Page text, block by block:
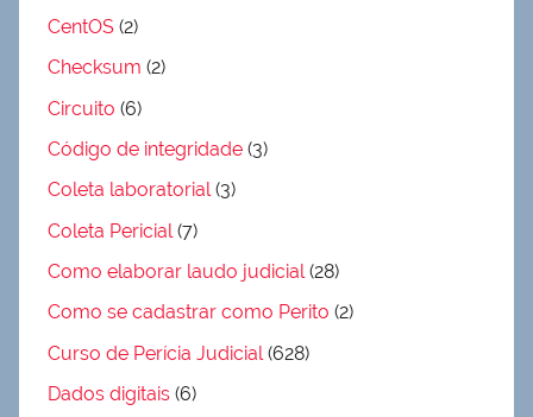
CentOS (2)
Checksum (2)
Circuito (6)
Código de integridade (3)
Coleta laboratorial(3)
Coleta Pericial (7)
Como elaborar laudo judicial(28)
Como se cadastrar como Perito (2)
Curso de Perícia Judicial(628)
Dados digitais (6)